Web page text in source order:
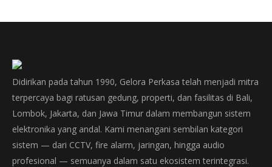
Didirikan pada tahun 1990, Gelora Perkasa telah menjadi mitra
terpercaya bagi ratusan gedung, properti, dan fasilitas di Bali,
Lombok, Jakarta, dan Jawa Timur dalam membangun sistem
elektronika yang andal. Kami menangani sembilan kategori
sistem — dari CCTV, fire alarm, jaringan, hingga audio
profesional — semuanya dalam satu ekosistem terintegrasi.